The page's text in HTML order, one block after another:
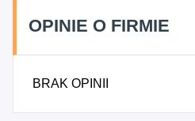
OPINIE O FIRMIE
BRAK OPINII